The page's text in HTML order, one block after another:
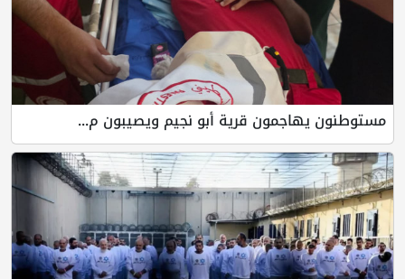
مستوطنون يهاجمون قرية أبو نجيم ويصيبون م...